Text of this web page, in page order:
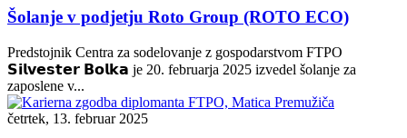
Šolanje v podjetju Roto Group (ROTO ECO)
Predstojnik Centra za sodelovanje z gospodarstvom FTPO
𝗦𝗶𝗹𝘃𝗲𝘀𝘁𝗲𝗿 𝗕𝗼𝗹𝗸𝗮 je 20. februarja 2025 izvedel šolanje za
zaposlene v...
četrtek, 13. februar 2025